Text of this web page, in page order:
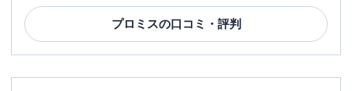
－１
名古屋市中村区の情報一覧
プロミスの口コミ・評判